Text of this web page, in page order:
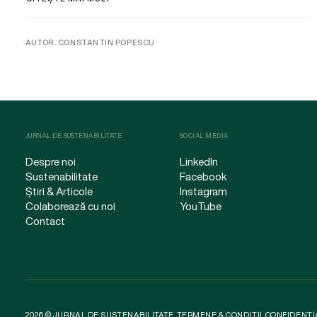
AUTOR. CONSTANTIN POPESCU
JURNAL DE SUSTENABILITATE
Despre noi
Sustenabilitate
Știri & Articole
Colaborează cu noi
Contact
SOCIAL MEDIA
LinkedIn
Facebook
Instagram
YouTube